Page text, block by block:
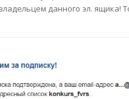
данного эл. ящика!